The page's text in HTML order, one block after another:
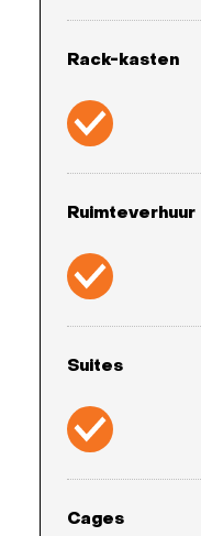
Rack-kasten
Ruimteverhuur
Suites
Cages